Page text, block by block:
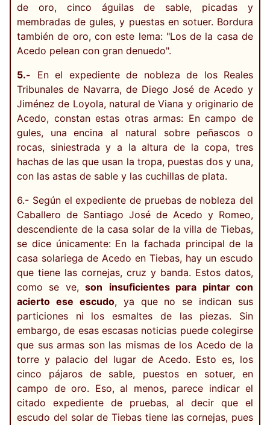
de oro, cinco águilas de sable, picadas y
membradas de gules, y puestas en sotuer. Bordura
también de oro, con este lema: "Los de la casa de
Acedo pelean con gran denuedo".
5.- En el expediente de nobleza de los Reales
Tribunales de Navarra, de Diego José de Acedo y
Jiménez de Loyola, natural de Viana y originario de
Acedo, constan estas otras armas: En campo de
gules, una encina al natural sobre peñascos o
rocas, siniestrada y a la altura de la copa, tres
hachas de las que usan la tropa, puestas dos y una,
con las astas de sable y las cuchillas de plata.
6.- Según el expediente de pruebas de nobleza del
Caballero de Santiago José de Acedo y Romeo,
descendiente de la casa solar de la villa de Tiebas,
se dice únicamente: En la fachada principal de la
casa solariega de Acedo en Tiebas, hay un escudo
que tiene las cornejas, cruz y banda. Estos datos,
como se ve,son
insuficientes para pintar con
acierto ese escudo, ya que no se indican sus
particiones ni los esmaltes de las piezas. Sin
embargo, de esas escasas noticias puede colegirse
que sus armas son las mismas de los Acedo de la
torre y palacio del lugar de Acedo. Esto es, los
cinco pájaros de sable, puestos en sotuer, en
campo de oro. Eso, al menos, parece indicar el
citado expediente de pruebas, al decir que el
escudo del solar de Tiebas tiene las cornejas, pues